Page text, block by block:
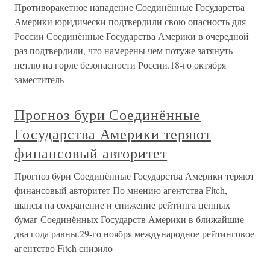
Противоракетное нападение Соединённые Государства
Америки юридически подтвердили свою опасность для
России Соединённые Государства Америки в очередной
раз подтвердили, что намерены чем потуже затянуть
петлю на горле безопасности России.18-го октября
заместитель
Прогноз бури Соединённые
Государства Америки теряют
финансовый авторитет
Прогноз бури Соединённые Государства Америки теряют
финансовый авторитет По мнению агентства Fitch,
шансы на сохранение и снижение рейтинга ценных
бумаг Соединённых Государств Америки в ближайшие
два года равны.29-го ноября международное рейтинговое
агентство Fitch снизило